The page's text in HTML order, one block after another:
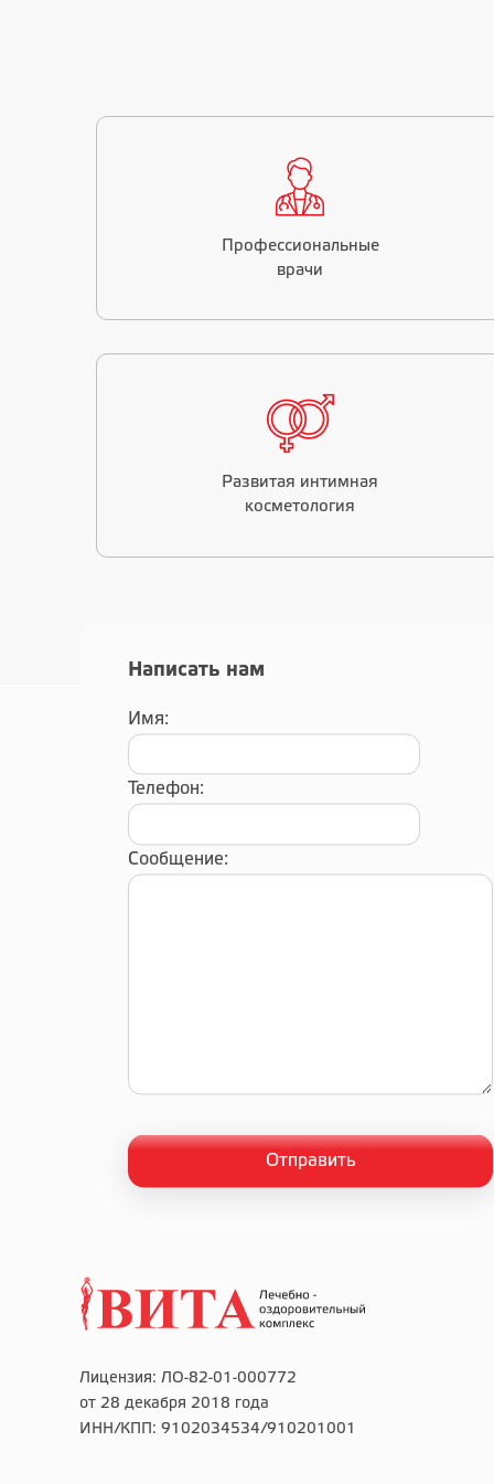
Профессиональные
врачи
Развитая интимная
косметология
Написать нам
Имя:
Телефон:
Сообщение:
Лицензия: ЛО-82-01-000772
от 28 декабря 2018 года
ИНН/КПП: 9102034534/910201001